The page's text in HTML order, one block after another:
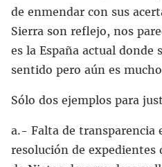
de enmendar con sus
Sierra son reflejo, nos
es la España actual donde
sentido pero aún es
Sólo dos ejemplos para
a.- Falta de transparencia
resolución de expedientes